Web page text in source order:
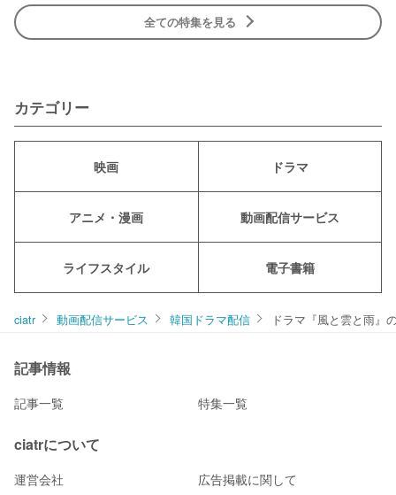
全ての特集を見る
カテゴリー
映画 ドラマ
アニメ・漫画 動画配信サービス
ライフスタイル 電子書籍
ciatr 動画配信サービス 韓国ドラマ配信 ドラマ『風と雲と雨』
記事情報
記事一覧 特集一覧
ciatrについて
運営会社 広告掲載に関して